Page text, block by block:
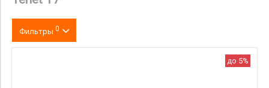
Фильтры 0
до 5%